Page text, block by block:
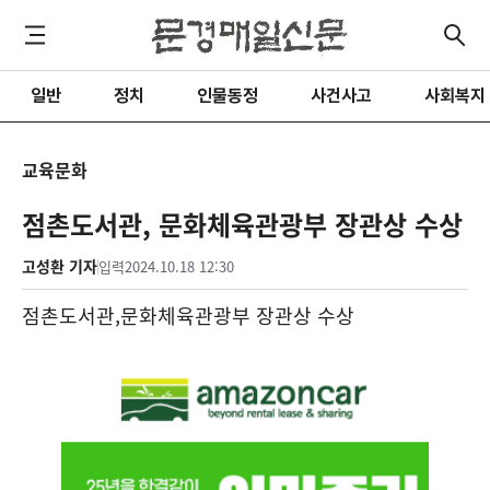
일반 정치 인물동정 사건사고 사회복지
교육문화
점촌도서관, 문화체육관광부 장관상 수상
고성환 기자입력2024.10.18 12:30
점촌도서관,문화체육관광부 장관상 수상